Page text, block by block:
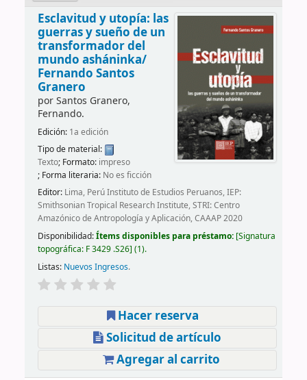
Esclavitud y utopía: las
guerras y sueño de un
transformador del
mundo asháninka/
Fernando Santos
Granero
porSantos Granero,
Fernando.
Edición: 1a edición
Tipo de material:
Texto; Formato: impreso
; Forma literaria: No es ficción
Editor: Lima, Perú Instituto de Estudios Peruanos, IEP:
Smithsonian Tropical Research Institute, STRI: Centro
Amazónico de Antropología y Aplicación, CAAAP 2020
Disponibilidad:Ítems disponibles para préstamo: Signatura
topográfica: F 3429 .S26 (1).
Listas: Nuevos Ingresos.
Hacer reserva
Solicitud de artículo
Agregar al carrito